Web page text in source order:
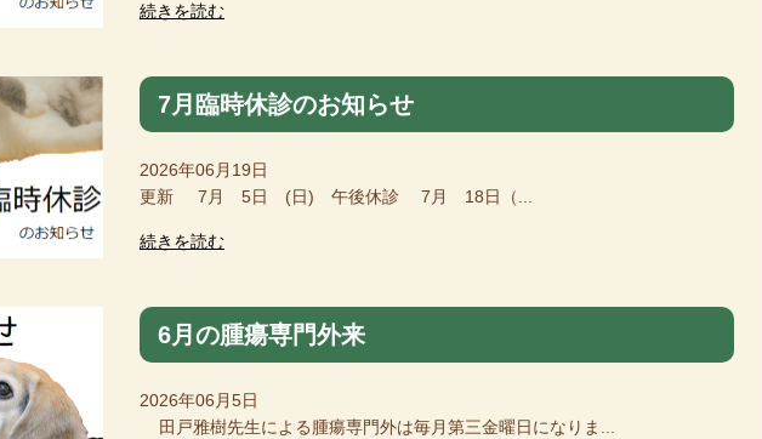
続きを読む
7月臨時休診のお知らせ
2026年06月19日
更新 7月 5日 (日) 午後休診 7月 18日（...
続きを読む
6月の腫瘍専門外来
2026年06月5日
田戸雅樹先生による腫瘍専門外は毎月第三金曜日になりま...